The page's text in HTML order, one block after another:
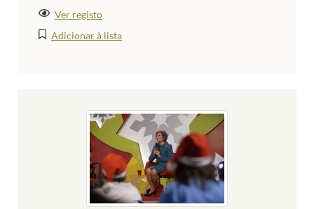
Ver registo
Adicionar à lista